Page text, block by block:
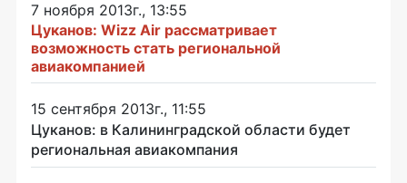
7 ноября 2013г., 13:55
Цуканов: Wizz Air рассматривает
возможность стать региональной
авиакомпанией
15 сентября 2013г., 11:55
Цуканов: в Калининградской области будет
региональная авиакомпания